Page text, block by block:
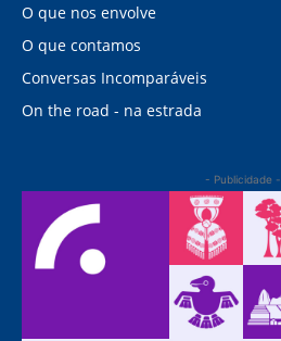
O que nos envolve
O que contamos
Conversas Incomparáveis
On the road - na estrada
- Publicidade -